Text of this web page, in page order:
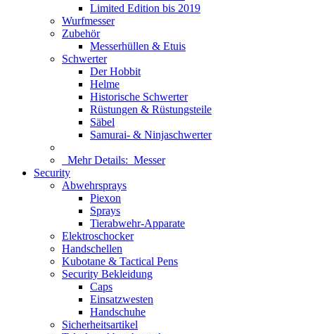
Limited Edition bis 2019
Wurfmesser
Zubehör
Messerhüllen & Etuis
Schwerter
Der Hobbit
Helme
Historische Schwerter
Rüstungen & Rüstungsteile
Säbel
Samurai- & Ninjaschwerter
Mehr Details: Messer
Security
Abwehrsprays
Piexon
Sprays
Tierabwehr-Apparate
Elektroschocker
Handschellen
Kubotane & Tactical Pens
Security Bekleidung
Caps
Einsatzwesten
Handschuhe
Sicherheitsartikel